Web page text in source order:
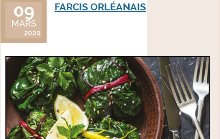
FARCIS ORLÉANAIS
09
MARS
2020